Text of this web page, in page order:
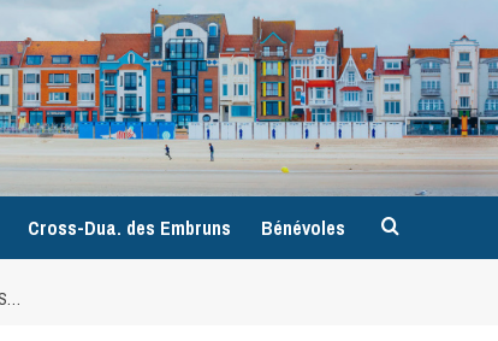
Cross-Dua. des Embruns Bénévoles